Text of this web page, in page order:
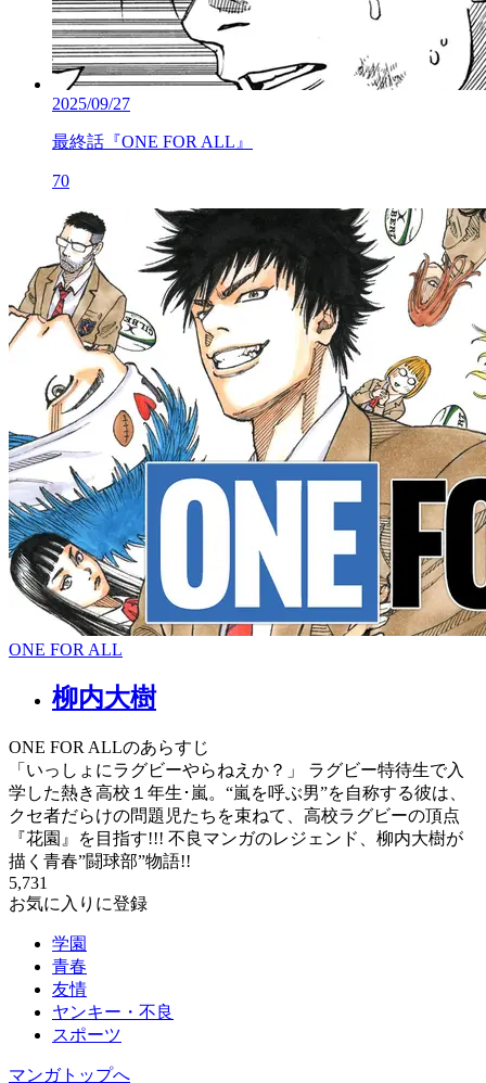
2025/09/27
最終話『ONE FOR ALL』
70
ONE FOR ALL
柳内大樹
ONE FOR ALLのあらすじ
「いっしょにラグビーやらねえか？」 ラグビー特待生で入
学した熱き高校１年生･嵐。“嵐を呼ぶ男”を自称する彼は、
クセ者だらけの問題児たちを束ねて、高校ラグビーの頂点
『花園』を目指す!!! 不良マンガのレジェンド、柳内大樹が
描く青春”闘球部”物語!!
5,731
お気に入りに登録
学園
青春
友情
ヤンキー・不良
スポーツ
マンガトップへ